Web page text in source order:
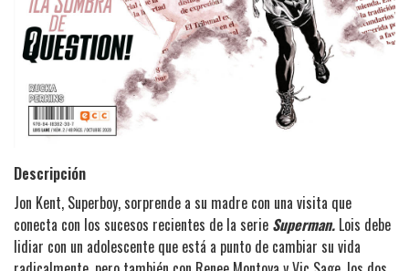
Descripción
Jon Kent, Superboy, sorprende a su madre con una visita que
conecta con los sucesos recientes de la serie Superman. Lois debe
lidiar con un adolescente que está a punto de cambiar su vida